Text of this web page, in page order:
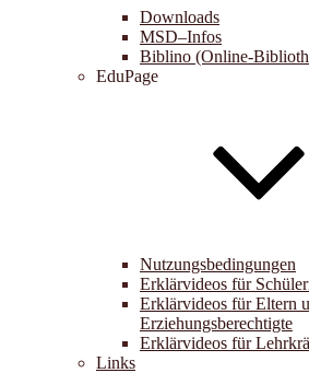
Downloads
MSD–Infos
Biblino (Online-
EduPage
Nutzungsbedingungen
Erklärvideos für
Erklärvideos für Eltern
Erziehungsberechtigte
Erklärvideos für
Links